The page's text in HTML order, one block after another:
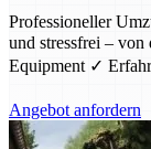
Professioneller
und stressfrei –
Equipment ✓
Angebot anfordern